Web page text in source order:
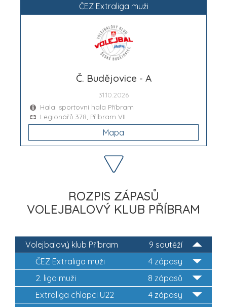
ČEZ Extraliga muži
Č. Budějovice - A
31.10.2026
Hala: sportovní hala Příbram
Legionářů 378, Příbram VII
Mapa
ROZPIS ZÁPASŮ
VOLEJBALOVÝ KLUB PŘÍBRAM
9 soutěží
Volejbalový klub Příbram
4 zápasy
ČEZ Extraliga muži
8 zápasů
2. liga muži
4 zápasy
Extraliga chlapci U22